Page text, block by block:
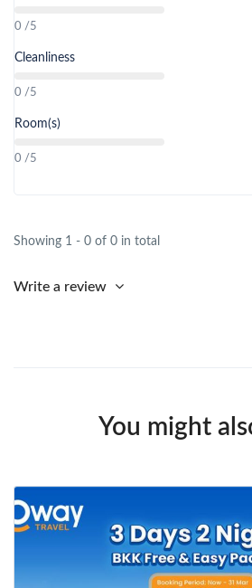
0 /5
Cleanliness
0 /5
Room(s)
0 /5
Showing 1 - 0 of 0 in total
Write a review
You might